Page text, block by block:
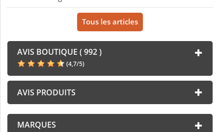
Tous les articles
AVIS BOUTIQUE ( 992 )
(4,7/5)
AVIS PRODUITS
MARQUES